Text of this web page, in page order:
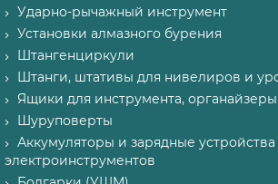
Ударно-рычажный инструмент
Установки алмазного бурения
Штангенциркули
Штанги, штативы для нивелиров и
Ящики для инструмента, органайзеры
Шуруповерты
Аккумуляторы и зарядные устройства
электроинструментов